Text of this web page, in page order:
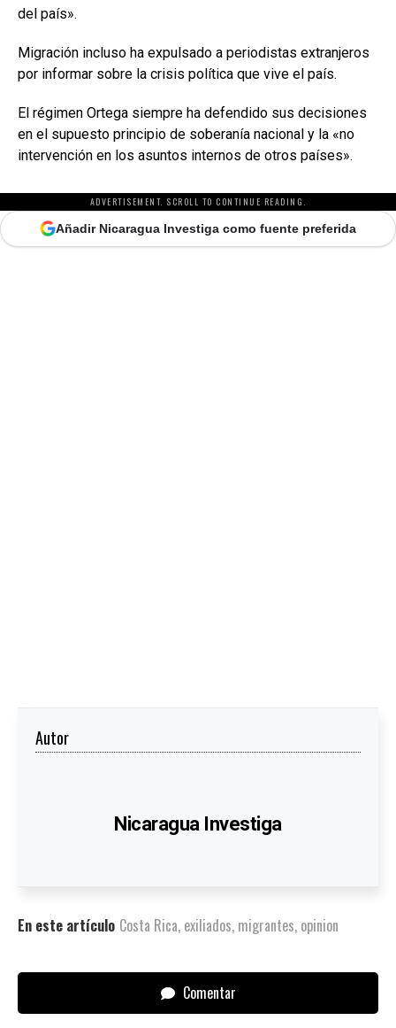
del país».
Migración incluso ha expulsado a periodistas extranjeros
por informar sobre la crisis política que vive el país.
El régimen Ortega siempre ha defendido sus decisiones
en el supuesto principio de soberanía nacional y la «no
intervención en los asuntos internos de otros países».
ADVERTISEMENT. SCROLL TO CONTINUE READING.
Añadir Nicaragua Investiga como fuente preferida
Autor
Nicaragua Investiga
En este artículo Costa Rica, exiliados, migrantes, opinion
Comentar